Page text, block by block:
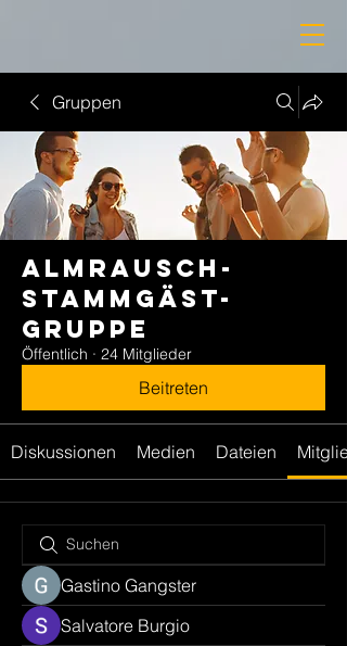
Gruppen
Almrausch-
Stammgäst-
Gruppe
Öffentlich · 24 Mitglieder
Beitreten
Diskussionen Medien Dateien
Gastino Gangster
Salvatore Burgio